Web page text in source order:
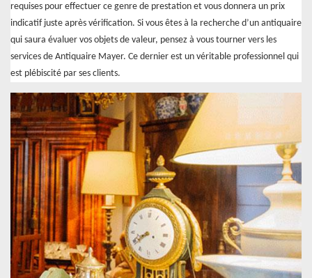
requises pour effectuer ce genre de prestation et vous donnera un prix
indicatif juste après vérification. Si vous êtes à la recherche d’un antiquaire
qui saura évaluer vos objets de valeur, pensez à vous tourner vers les
services de Antiquaire Mayer. Ce dernier est un véritable professionnel qui
est plébiscité par ses clients.